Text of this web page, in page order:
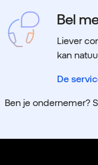
Bel
Liever
kan
De
Ben je ondernemer?